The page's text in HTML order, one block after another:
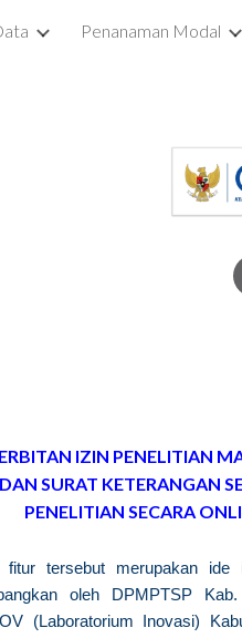
Penanaman Modal
IZIN PENELITIAN
DAN SURAT KETERANGAN
PENELITIAN SECARA
fitur tersebut merupakan ide
oleh DPMPTSP
(Laboratorium Inovasi)